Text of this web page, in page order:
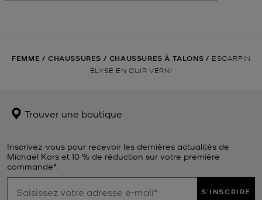
FEMME / CHAUSSURES / CHAUSSURES À TALONS / ESCARPIN
ELYSE EN CUIR VERNI
Trouver une boutique
Inscrivez-vous pour recevoir les dernières actualités de
Michael Kors et 10 % de réduction sur votre première
commande*.
S'INSCRIRE